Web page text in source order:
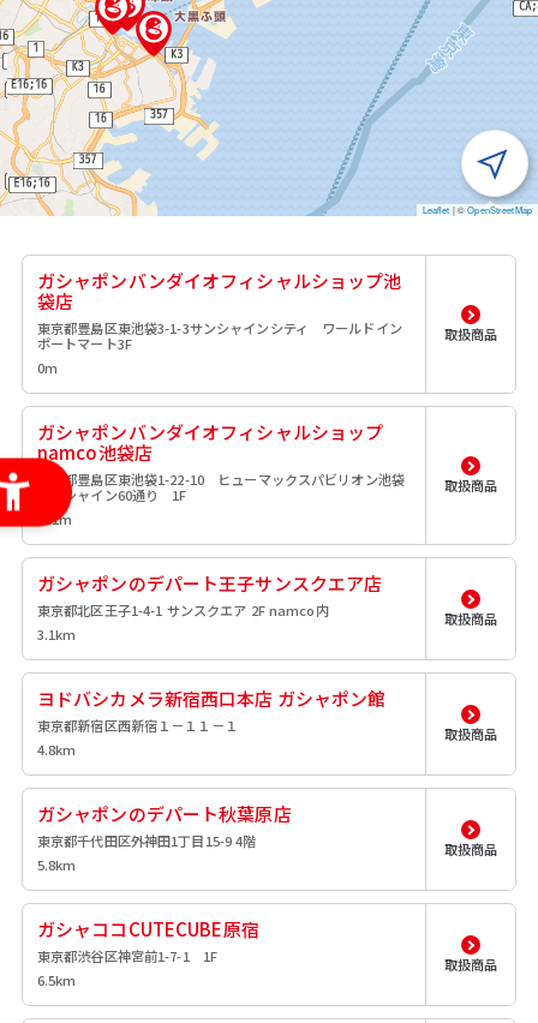
Leaflet |©OpenStreetMap
ガシャポンバンダイオフィシャルショップ池
袋店
東京都豊島区東池袋3-1-3サンシャインシティ ワールドイン
ポートマート3F
0m
取扱商品
ガシャポンバンダイオフィシャルショップ
namco池袋店
東京都豊島区東池袋1-22-10 ヒューマックスパビリオン池袋
サンシャイン60通り 1F
401m
取扱商品
ガシャポンのデパート王子サンスクエア店
東京都北区王子1-4-1 サンスクエア 2F namco内
3.1km
取扱商品
ヨドバシカメラ新宿西口本店 ガシャポン館
東京都新宿区西新宿１－１１－１
4.8km
取扱商品
ガシャポンのデパート秋葉原店
東京都千代田区外神田1丁目15-9 4階
5.8km
取扱商品
ガシャココCUTECUBE原宿
東京都渋谷区神宮前1-7-1 1F
6.5km
取扱商品